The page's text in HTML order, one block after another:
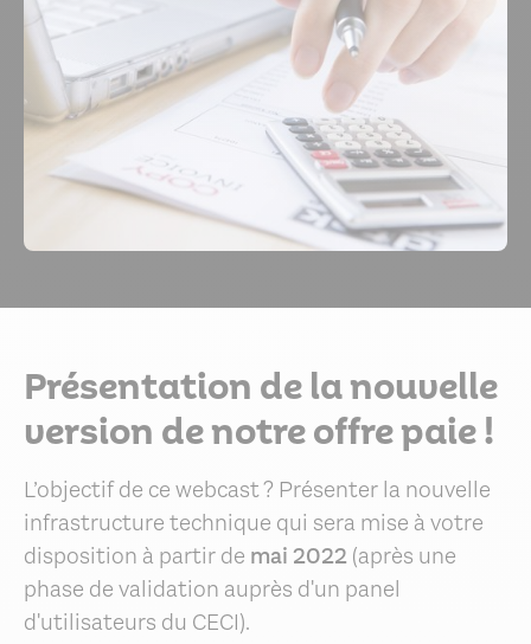
Présentation de la nouvelle
version de notre offre paie !
L’objectif de ce webcast ? Présenter la nouvelle
infrastructure technique qui sera mise à votre
disposition à partir de mai 2022(après une
phase de validation auprès d'un panel
d'utilisateurs du CECI).